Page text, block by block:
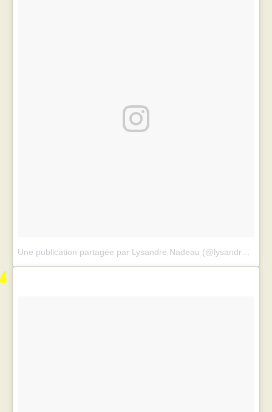
Une publication partagée par Lysandre Nadeau (@lysandrenadeau)